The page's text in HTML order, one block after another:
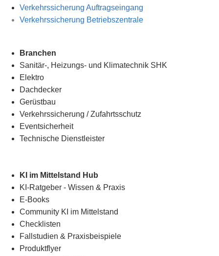
Verkehrssicherung Auftragseingang
Verkehrssicherung Betriebszentrale
Branchen
Sanitär-, Heizungs- und Klimatechnik SHK
Elektro
Dachdecker
Gerüstbau
Verkehrssicherung /Zufahrtsschutz
Eventsicherheit
Technische Dienstleister
KI im Mittelstand Hub
KI-Ratgeber - Wissen & Praxis
E-Books
Community KI im Mittelstand
Checklisten
Fallstudien & Praxisbeispiele
Produktflyer